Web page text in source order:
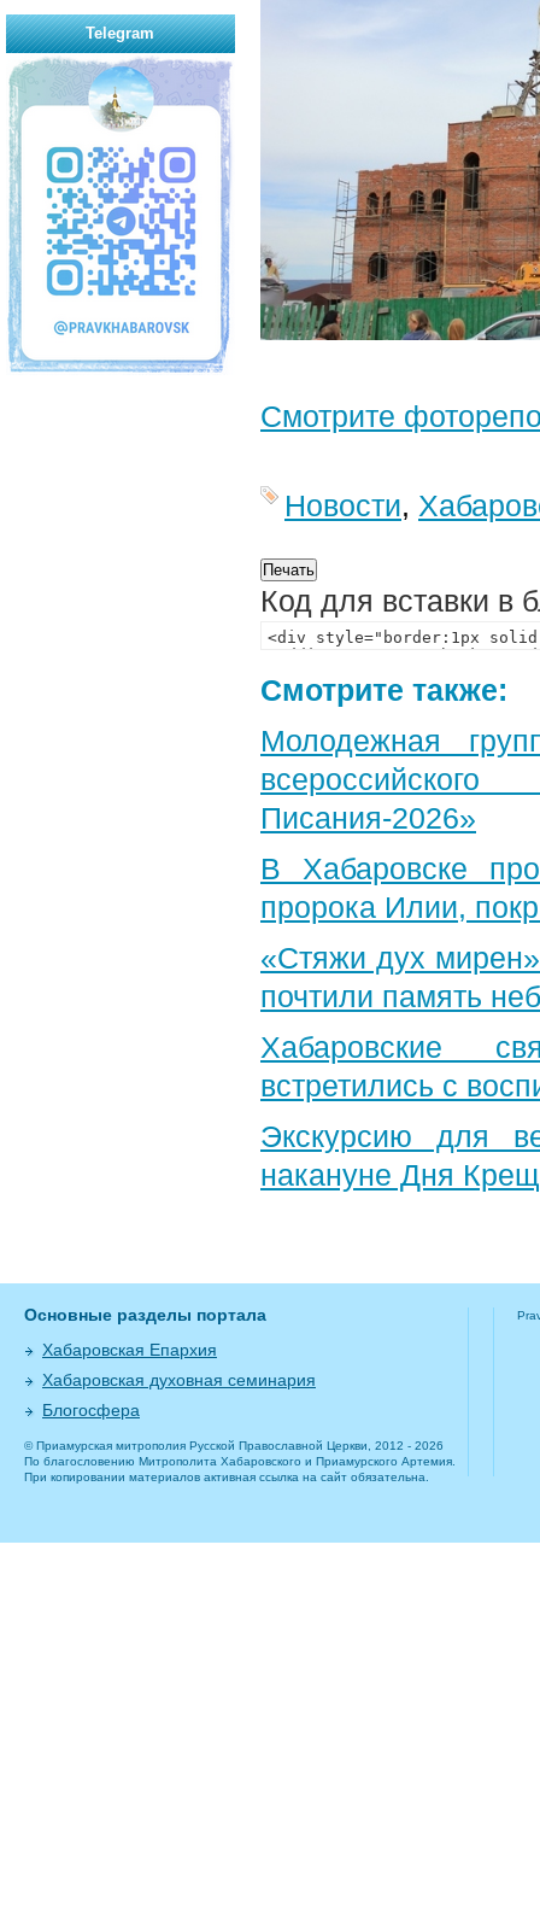
Смотрите
Новости,
Код для вставки в
Смотрите также:
Молодежная
Писания-2026»
В Хабаровске
пророка Илии,
«Стяжи дух
почтили память
Хабаровские
встретились с
Экскурсию для
накануне Дня
Telegram
Основные разделы портала
Хабаровская Епархия
Хабаровская духовная семинария
Блогосфера
© Приамурская митрополия Русской Православной Церкви, 2012 - 2026
По благословению Митрополита Хабаровского и Приамурского Артемия.
При копировании материалов активная ссылка на сайт обязательна.